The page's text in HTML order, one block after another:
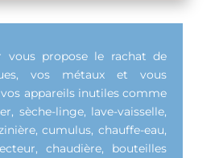
vous propose le rachat de
vos métaux et vous
appareils inutiles comme
sèche-linge, lave-vaisselle,
cumulus, chauffe-eau,
chaudière, bouteilles